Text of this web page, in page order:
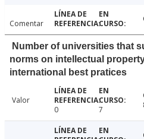
Comentar
Number of universities that
norms on intellectual
international best pratices
Valor
0
7